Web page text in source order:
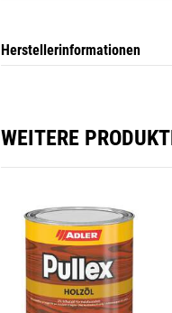
Herstellerinformationen
WEITERE